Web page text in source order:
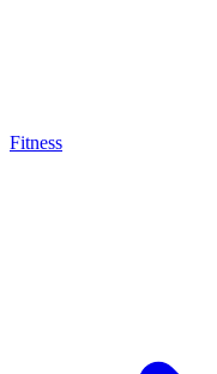
Fitness